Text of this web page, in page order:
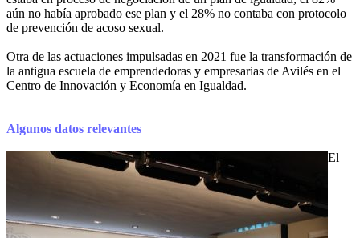
aún no había aprobado ese plan y el 28% no contaba con protocolo
de prevención de acoso sexual.
Otra de las actuaciones impulsadas en 2021 fue la transformación de
la antigua escuela de emprendedoras y empresarias de Avilés en el
Centro de Innovación y Economía en Igualdad.
Algunos datos relevantes
El